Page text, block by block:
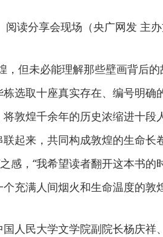
阅读分享会现场（央广网发 主办
，但未必能理解那些壁画背后
选取十座真实存在、编号明确
敦煌千余年的历史浓缩进十段
起来，共同构成敦煌的生命长
感，“我希望读者翻开这本书
充满人间烟火和生命温度的敦
人民大学文学院副院长杨庆祥